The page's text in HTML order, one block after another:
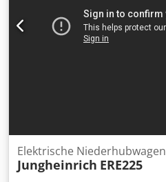
Elektrische Niederhubwagen
Jungheinrich ERE225